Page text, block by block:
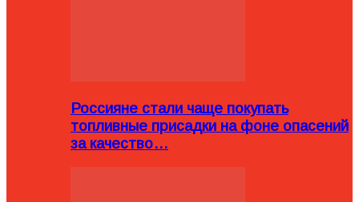
Россияне стали чаще покупать
топливные присадки на фоне опасений
за качество…